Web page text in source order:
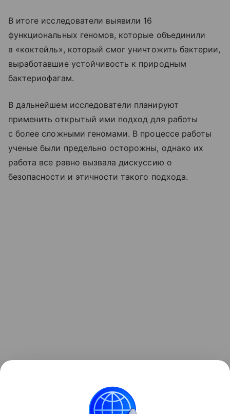
В итоге исследователи выявили 16
функциональных геномов, которые объединили
в «коктейль», который смог уничтожить бактерии,
выработавшие устойчивость к природным
бактериофагам.
В дальнейшем исследователи планируют
применить открытый ими подход для работы
с более сложными геномами. В процессе работы
ученые были предельно осторожны, однако их
работа все равно вызвала дискуссию о
безопасности и этичности такого подхода.
рассказывала
течение ковида пробуждает спящие вирусы.